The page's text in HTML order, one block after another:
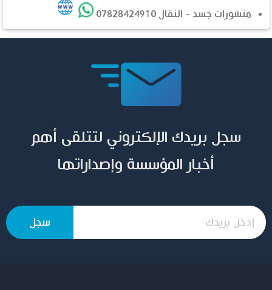
منشورات جسد - النقال 07828424910
سجل بريدك الإلكتروني لتتلقى أهم
أخبار المؤسسة وإصداراتها